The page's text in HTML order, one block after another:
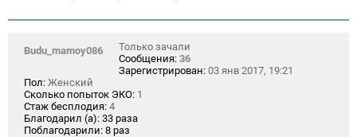
Budu_mamoy086
Только зачали
Сообщения: 36
Зарегистрирован: 03 янв 2017, 19:21
Пол: Женский
Сколько попыток ЭКО: 1
Стаж бесплодия: 4
Благодарил (а): 33 раза
Поблагодарили: 8 раз